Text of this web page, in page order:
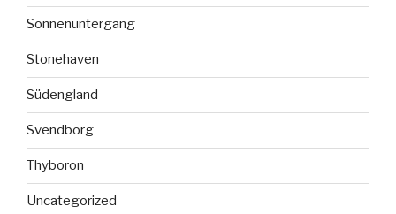
Sonnenuntergang
Stonehaven
Südengland
Svendborg
Thyboron
Uncategorized